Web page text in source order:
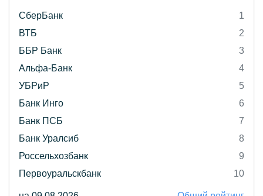
СберБанк
1
ВТБ
2
ББР Банк
3
Альфа-Банк
4
УБРиР
5
Банк Инго
6
Банк ПСБ
7
Банк Уралсиб
8
Россельхозбанк
9
Первоуральскбанк
10